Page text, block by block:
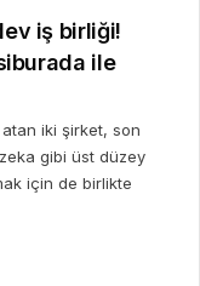
iş birliği!
ile
atan iki şirket, son
gibi üst düzey
için de birlikte